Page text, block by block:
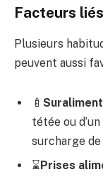
Facteurs
Plusieurs
peuvent aussi
🍼
tétée ou
surcharge de
⌛Prises